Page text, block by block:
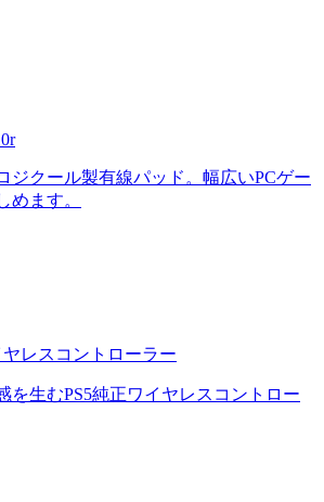
ジクール製有線パッド。幅広いPCゲー
めます。
ヤレスコントローラー
を生むPS5純正ワイヤレスコントロー